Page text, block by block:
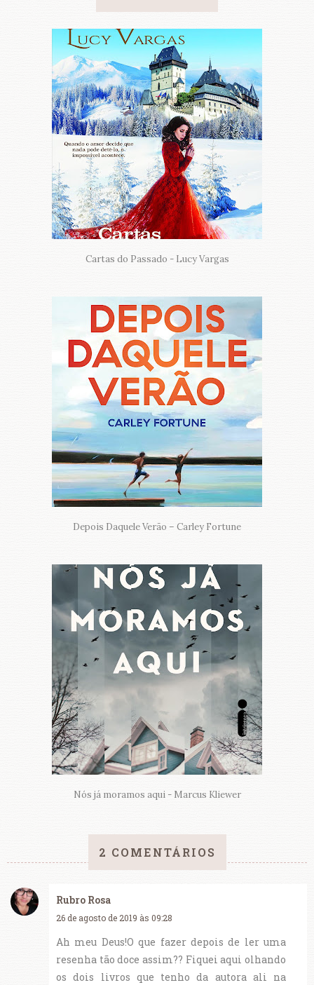
Cartas do Passado - Lucy Vargas
Depois Daquele Verão – Carley Fortune
Nós já moramos aqui - Marcus Kliewer
2 COMENTÁRIOS
Rubro Rosa
26 de agosto de 2019 às 09:28
Ah meu Deus!O que fazer depois de ler uma
resenha tão doce assim?? Fiquei aqui olhando
os dois livros que tenho da autora ali na